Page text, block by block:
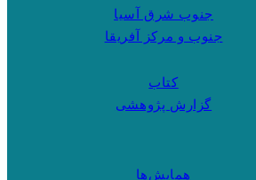
جنوب شرق آسیا
جنوب و مرکز آفریقا
کتاب
گزارش پژوهشی
همایش‌ها